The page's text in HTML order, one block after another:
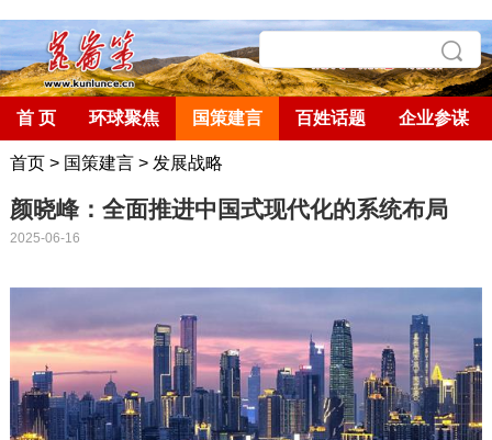
首 页 环球聚焦 国策建言 百姓话题 企业参谋
首页> 国策建言> 发展战略
颜晓峰：全面推进中国式现代化的系统布局
2025-06-16